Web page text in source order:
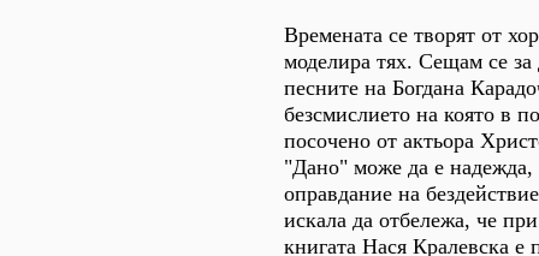
Времената се творят от
моделира тях. Сещам се
песните на Богдана
безсмислието на която в
посочено от актьора
"Дано" може да е
оправдание на
искала да отбележа, че
книгата Нася Кралевска е